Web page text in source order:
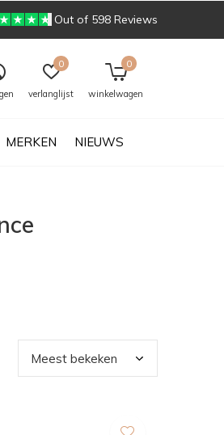
MERKEN NIEUWS
verlanglijst
0
winkelwagen
0
Out of 598 Reviews